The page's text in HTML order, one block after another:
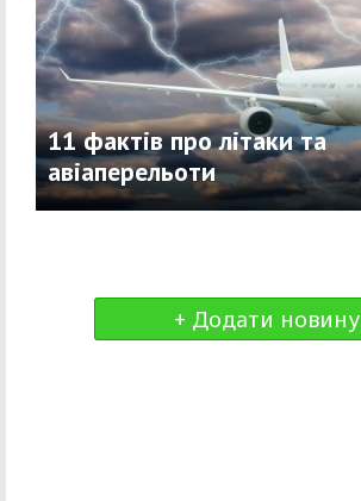
11 фактів про літаки та
авіаперельоти
+ Додати новину